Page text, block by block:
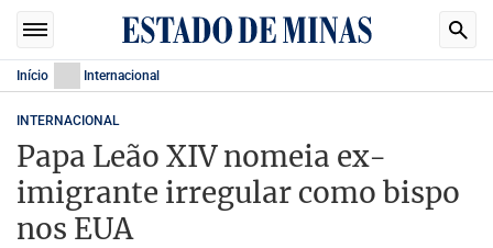
Início Internacional
INTERNACIONAL
Papa Leão XIV nomeia ex-
imigrante irregular como bispo
nos EUA